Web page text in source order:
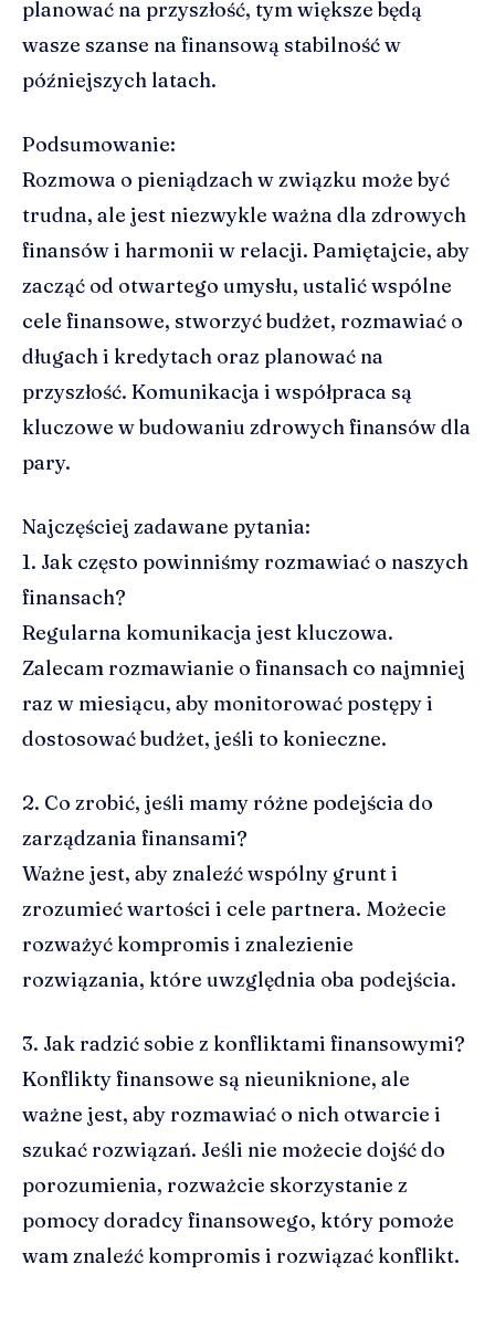
planować na przyszłość, tym większe będą
wasze szanse na finansową stabilność w
późniejszych latach.
Podsumowanie:
Rozmowa o pieniądzach w związku może być
trudna, ale jest niezwykle ważna dla zdrowych
finansów i harmonii w relacji. Pamiętajcie, aby
zacząć od otwartego umysłu, ustalić wspólne
cele finansowe, stworzyć budżet, rozmawiać o
długach i kredytach oraz planować na
przyszłość. Komunikacja i współpraca są
kluczowe w budowaniu zdrowych finansów dla
pary.
Najczęściej zadawane pytania:
1. Jak często powinniśmy rozmawiać o naszych
finansach?
Regularna komunikacja jest kluczowa.
Zalecam rozmawianie o finansach co najmniej
raz w miesiącu, aby monitorować postępy i
dostosować budżet, jeśli to konieczne.
2. Co zrobić, jeśli mamy różne podejścia do
zarządzania finansami?
Ważne jest, aby znaleźć wspólny grunt i
zrozumieć wartości i cele partnera. Możecie
rozważyć kompromis i znalezienie
rozwiązania, które uwzględnia oba podejścia.
3. Jak radzić sobie z konfliktami finansowymi?
Konflikty finansowe są nieuniknione, ale
ważne jest, aby rozmawiać o nich otwarcie i
szukać rozwiązań. Jeśli nie możecie dojść do
porozumienia, rozważcie skorzystanie z
pomocy doradcy finansowego, który pomoże
wam znaleźć kompromis i rozwiązać konflikt.